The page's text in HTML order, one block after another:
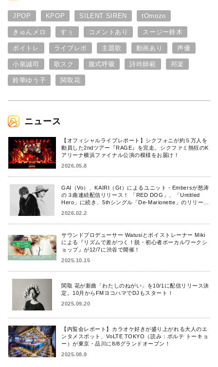
JPOP KPOP SILENT SIREN tOmozo
きゅんメロ すぅ コメントあり スージー鈴木
ボイトレ ライブレポ 主題歌 動画あり 声優
小泉誠司 歌スク 腹式呼吸 詩吟師範 邦楽
鈴華ゆう子 関取花
ニュース
【オフィシャルライブレポート】シクフォニが約５万人を
動員した2ndツアー『RAGE』を完走。シクファミ熱狂のK
アリーナ横浜ファイナル公演の模様をお届け！
2026.05.8
GAI（Vo）、KAIRI（Gt）によるユニット・Embersが怒涛
の３曲連続配信リリース！ 「RED DOG」、「Untitled
Hero」に続き、5thシングル「De-Marionette」のリリース
2026.02.2
サウンドプロデューサー Watusiとボイストレーナー Miki
による『リズムで差がつく！脱・初心者ボーカルワークシ
ョップ』が12/7に渋谷で開催！
2025.10.15
関取 花が新曲「わたしのねがい」を10/1に配信リリース決
定。10月からFMヨコハマでDJもスタート！
2025.09.20
【内覧会レポート】カラオケ好きが盛り上がれる大人のエ
ンタメスポット、VoLTE TOKYO（読み：ボルテ トーキョ
ー）が東京・品川に8/8グランドオープン！
2025.08.9